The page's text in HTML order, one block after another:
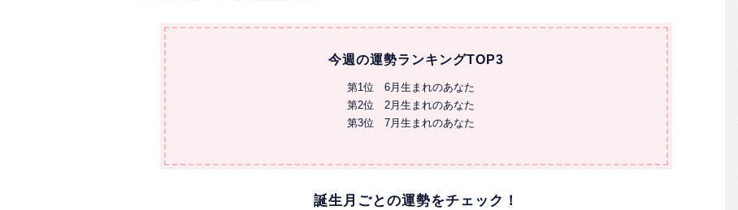
今週の運勢ランキングTOP3
第1位 6月生まれのあなた
第2位 2月生まれのあなた
第3位 7月生まれのあなた
誕生月ごとの運勢をチェック！